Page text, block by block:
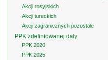
Akcji rosyjskich
Akcji tureckich
Akcji zagranicznych pozostałe
PPK zdefiniowanej daty
PPK 2020
PPK 2025